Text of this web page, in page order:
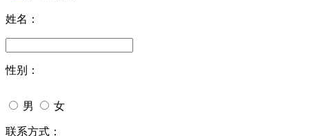
姓名：
性别：
男 女
联系方式：